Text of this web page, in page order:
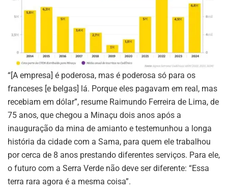
“[A empresa] é poderosa, mas é poderosa só para os
franceses [e belgas] lá. Porque eles pagavam em real, mas
recebiam em dólar”, resume Raimundo Ferreira de Lima, de
75 anos, que chegou a Minaçu dois anos após a
inauguração da mina de amianto e testemunhou a longa
história da cidade com a Sama, para quem ele trabalhou
por cerca de 8 anos prestando diferentes serviços. Para ele,
o futuro com a Serra Verde não deve ser diferente: “Essa
terra rara agora é a mesma coisa”.